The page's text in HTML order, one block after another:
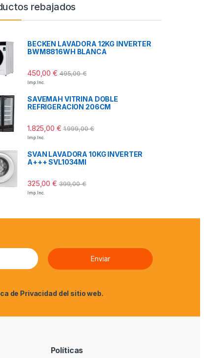
rebajados
BECKEN LAVADORA 12KG INVERTER
BWM8816WH BLANCA
450,00€ 495,00€
Imp. Inc.
SAVEMAH VITRINA DOBLE
REFRIGERACION 206CM
1.825,00 € 1.999,00€
Imp. Inc.
SVAN LAVADORA 10KG INVERTER
A+++ SVL1034MI
325,00€ 399,00€
Imp. Inc.
de Privacidad del sitio web.
Políticas